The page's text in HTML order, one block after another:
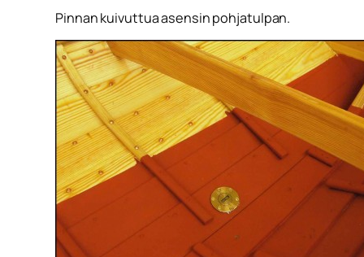
Pinnan kuivuttua asensin pohjatulpan.